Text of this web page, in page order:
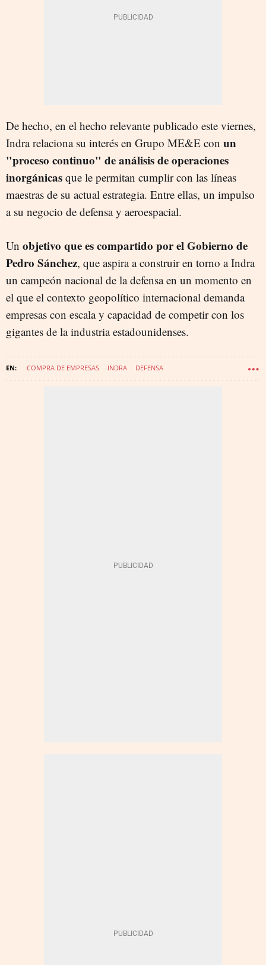
De hecho, en el hecho relevante publicado este viernes,
Indra relaciona su interés en Grupo ME&E con un
"proceso continuo" de análisis de operaciones
inorgánicas que le permitan cumplir con las líneas
maestras de su actual estrategia. Entre ellas, un impulso
a su negocio de defensa y aeroespacial.
Un objetivo que es compartido por el Gobierno de
Pedro Sánchez, que aspira a construir en torno a Indra
un campeón nacional de la defensa en un momento en
el que el contexto geopolítico internacional demanda
empresas con escala y capacidad de competir con los
gigantes de la industria estadounidenses.
COMPRA DE EMPRESAS INDRA DEFENSA